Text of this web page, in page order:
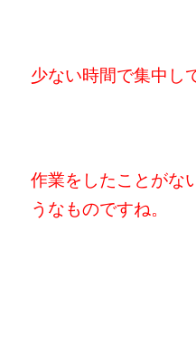
少ない時間で集中し
作業をしたことがな
うなものですね。